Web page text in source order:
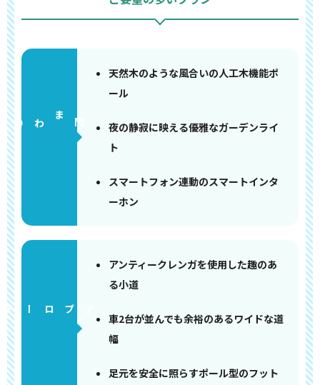
門まわり
天然木のような風合いの人工木機能ポ
ール
夜の静寂に映える優雅なガーデンライ
ト
スマートフォン連動のスマートインタ
ーホン
アプローチ
アンティークレンガを使用した趣のあ
る小道
車2台が並んでも余裕のあるワイドな道
幅
足元を安全に照らすポール型のフット